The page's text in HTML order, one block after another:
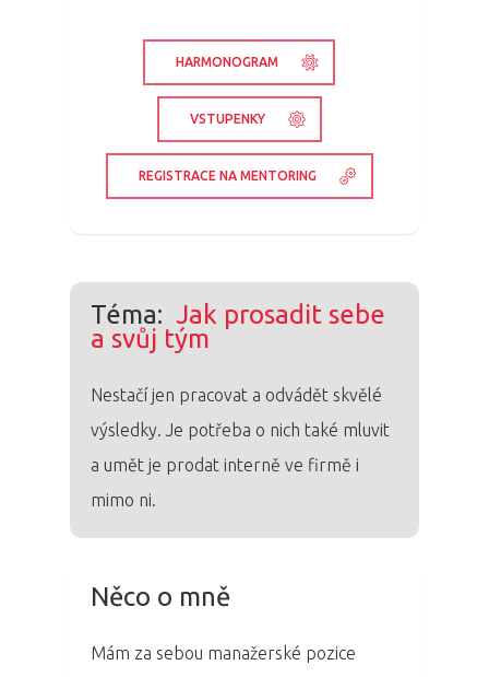
HARMONOGRAM
VSTUPENKY
REGISTRACE NA MENTORING
Téma:Jak prosadit sebe
a svůj tým
Nestačí jen pracovat a odvádět skvělé
výsledky. Je potřeba o nich také mluvit
a umět je prodat interně ve firmě i
mimo ni.
Něco o mně
Mám za sebou manažerské pozice